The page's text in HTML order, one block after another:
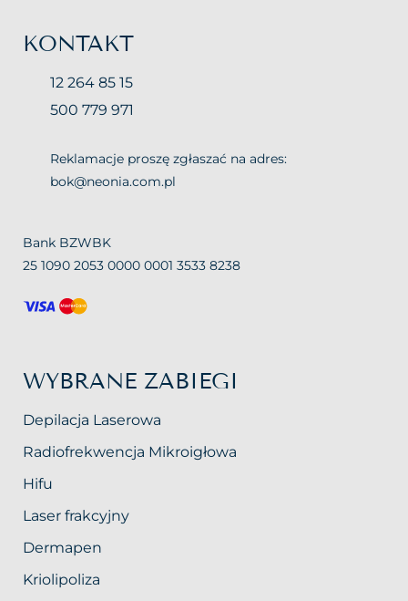
KONTAKT
12 264 85 15
500 779 971
Reklamacje proszę zgłaszać na adres:
bok@neonia.com.pl
Bank BZWBK
25 1090 2053 0000 0001 3533 8238
WYBRANE ZABIEGI
Depilacja Laserowa
Radiofrekwencja Mikroigłowa
Hifu
Laser frakcyjny
Dermapen
Kriolipoliza